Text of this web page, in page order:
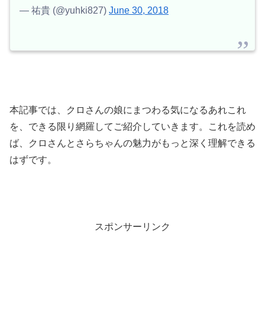
— 祐貴 (@yuhki827) June 30, 2018
本記事では、クロさんの娘にまつわる気になるあれこれ
を、できる限り網羅してご紹介していきます。これを読め
ば、クロさんとさらちゃんの魅力がもっと深く理解できる
はずです。
スポンサーリンク